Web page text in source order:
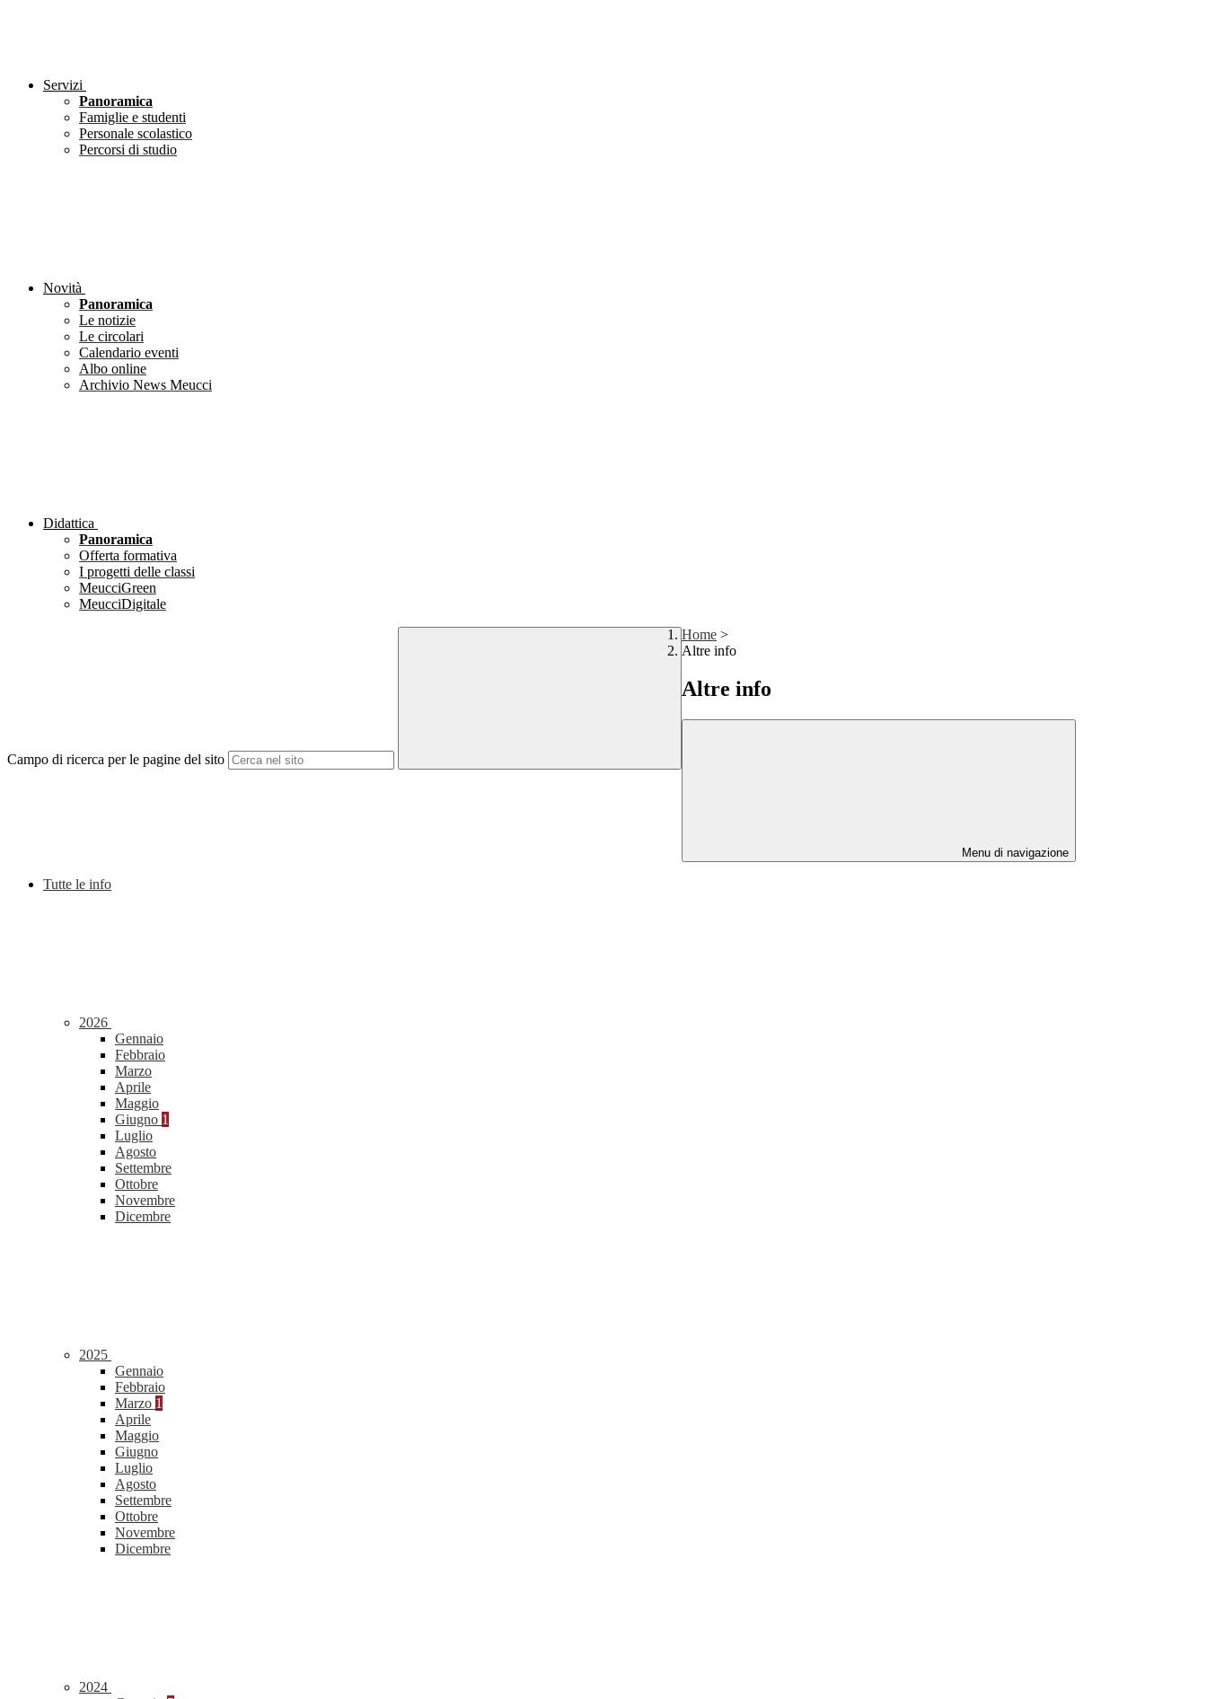
Servizi
Panoramica
Famiglie e studenti
Personale scolastico
Percorsi di studio
Novità
Panoramica
Le notizie
Le circolari
Calendario eventi
Albo online
Archivio News Meucci
Didattica
Panoramica
Offerta formativa
I progetti delle classi
MeucciGreen
MeucciDigitale
Campo di ricerca per le pagine del sito
Home >
Altre info
Altre info
Menu di navigazione
Tutte le info
2026
Gennaio
Febbraio
Marzo
Aprile
Maggio
Giugno 1
Luglio
Agosto
Settembre
Ottobre
Novembre
Dicembre
2025
Gennaio
Febbraio
Marzo 1
Aprile
Maggio
Giugno
Luglio
Agosto
Settembre
Ottobre
Novembre
Dicembre
2024